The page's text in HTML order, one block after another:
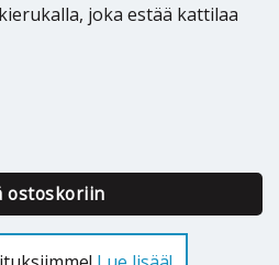
joka estää kattilaa
ostoskoriin